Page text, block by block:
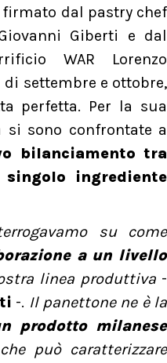
dal pastry chef
Giberti e dal
WAR Lorenzo
settembre e ottobre,
perfetta. Per la sua
si sono confrontate a
bilanciamento tra
ingrediente
su come
a un livello
linea produttiva -
-. Il panettone ne è la
prodotto milanese
può caratterizzare